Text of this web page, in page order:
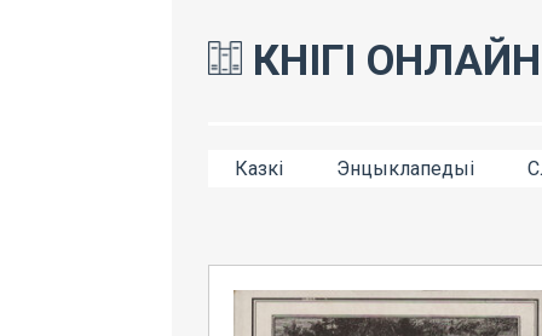
КНІГІ ОНЛАЙН
Казкі Энцыклапедыі